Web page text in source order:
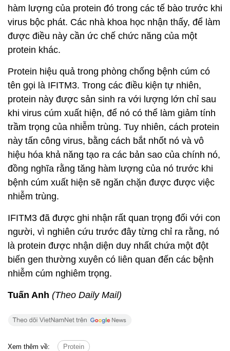
hàm lượng của protein đó trong các tế bào trước khi
virus bộc phát. Các nhà khoa học nhận thấy, để làm
được điều này cần ức chế chức năng của một
protein khác.
Protein hiệu quả trong phòng chống bệnh cúm có
tên gọi là IFITM3. Trong các điều kiện tự nhiên,
protein này được sản sinh ra với lượng lớn chỉ sau
khi virus cúm xuất hiện, để nó có thể làm giảm tính
trầm trọng của nhiễm trùng. Tuy nhiên, cách protein
này tấn công virus, bằng cách bắt nhốt nó và vô
hiệu hóa khả năng tạo ra các bản sao của chính nó,
đồng nghĩa rằng tăng hàm lượng của nó trước khi
bệnh cúm xuất hiện sẽ ngăn chặn được được việc
nhiễm trùng.
IFITM3 đã được ghi nhận rất quan trọng đối với con
người, vì nghiên cứu trước đây từng chỉ ra rằng, nó
là protein được nhận diện duy nhất chứa một đột
biến gen thường xuyên có liên quan đến các bệnh
nhiễm cúm nghiêm trọng.
Tuấn Anh (Theo Daily Mail)
Xem thêm về: Protein